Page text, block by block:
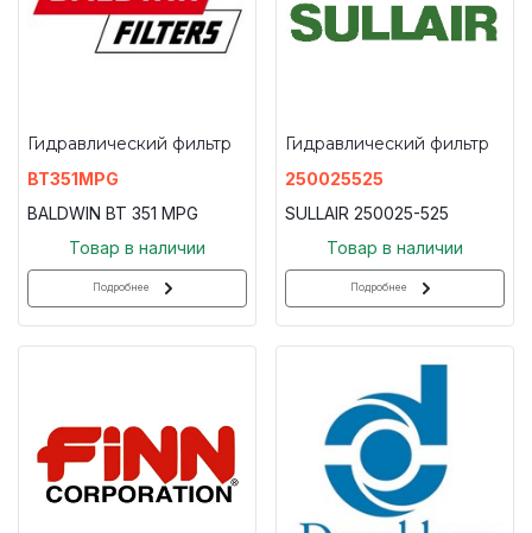
Гидравлический фильтр
BT351MPG
BALDWIN BT 351 MPG
Товар в наличии
Подробнее
Гидравлический фильтр
250025525
SULLAIR 250025-525
Товар в наличии
Подробнее